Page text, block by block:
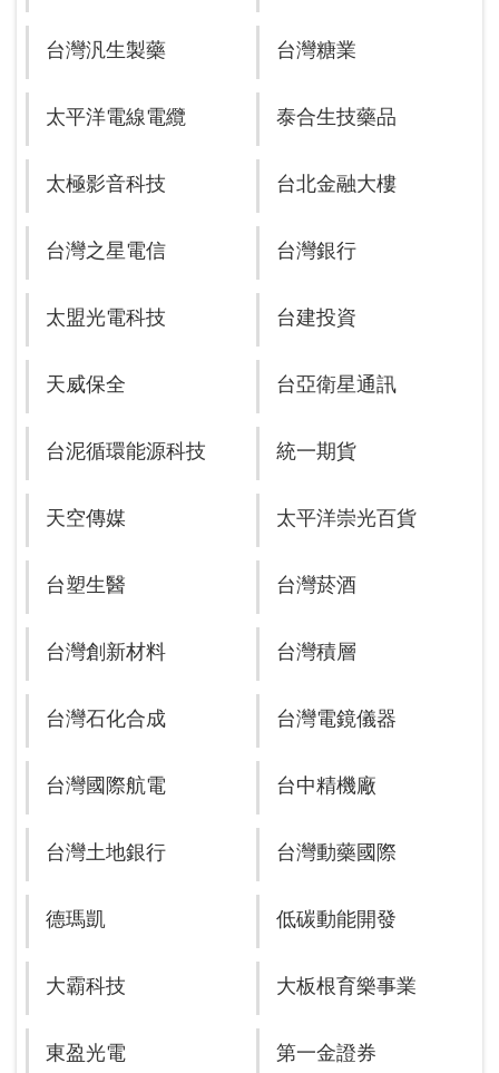
台灣汎生製藥 台灣糖業
太平洋電線電纜 泰合生技藥品
太極影音科技 台北金融大樓
台灣之星電信 台灣銀行
太盟光電科技 台建投資
天威保全 台亞衛星通訊
台泥循環能源科技 統一期貨
天空傳媒 太平洋崇光百貨
台塑生醫 台灣菸酒
台灣創新材料 台灣積層
台灣石化合成 台灣電鏡儀器
台灣國際航電 台中精機廠
台灣土地銀行 台灣動藥國際
德瑪凱 低碳動能開發
大霸科技 大板根育樂事業
東盈光電 第一金證券